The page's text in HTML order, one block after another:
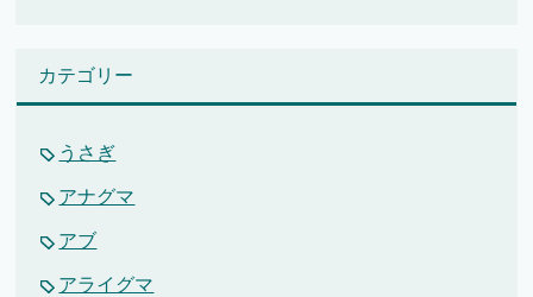
カテゴリー
うさぎ
アナグマ
アブ
アライグマ